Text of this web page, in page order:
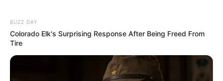
BUZZ DAY
Colorado Elk's Surprising Response After Being Freed From
Tire